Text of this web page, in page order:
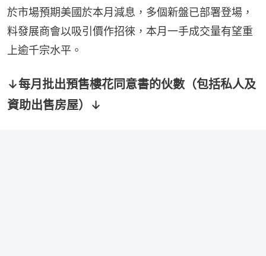
於市場預期美國於本月減息，多個新盤已部署登場，
料發展商會以吸引價作招徠，本月一手成交量有望重
上逾千宗水平。
↓每月批出預售樓花同意書的伙數（包括私人及
資助出售房屋）↓